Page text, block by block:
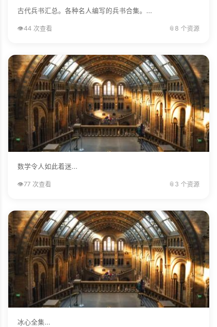
古代兵书汇总。各种名人编写的兵书合集。...
👁️44 次查看 📎 8 个资源
数学令人如此着迷...
👁️77 次查看 📎 3 个资源
冰心全集...